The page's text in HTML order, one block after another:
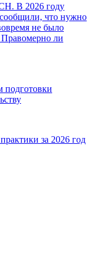
В 2026 году
что нужно
не было
ли
подготовки
за 2026 год